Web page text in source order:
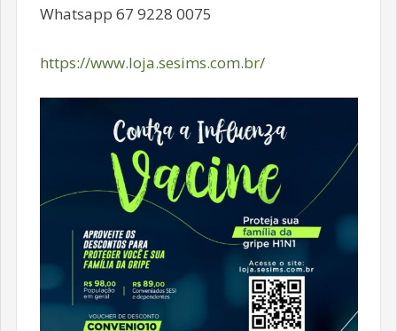
Whatsapp 67 9228 0075
https://www.loja.sesims.com.br/